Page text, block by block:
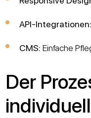
API-Integrationen:
CMS: Einfache
Der